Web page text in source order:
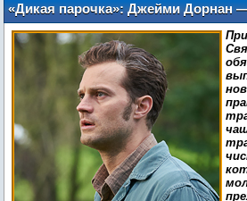
«Дикая парочка»: Джейми Дорнан
первый парень на деревне